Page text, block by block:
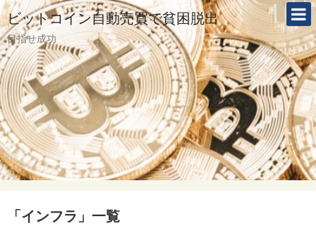
ビットコイン自動売買で貧困脱出
目指せ成功
「 インフラ 」 一覧